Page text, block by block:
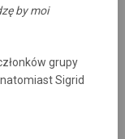
by moi
grupy
Sigrid